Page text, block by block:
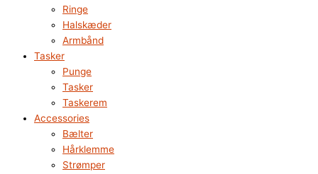
Ringe
Halskæder
Armbånd
Tasker
Punge
Tasker
Taskerem
Accessories
Bælter
Hårklemme
Strømper